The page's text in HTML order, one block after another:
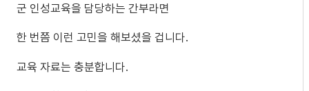
군 인성교육을 담당하는 간부라면
한 번쯤 이런 고민을 해보셨을 겁니다.
교육 자료는 충분합니다.